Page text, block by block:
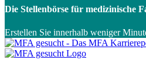
Die Stellenbörse für medizinische
Erstellen Sie innerhalb weniger